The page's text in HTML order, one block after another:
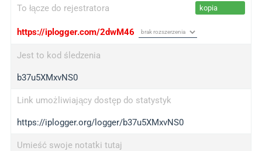
To łącze do rejestratora kopia
https://iplogger.com/2dwM46
Jest to kod śledzenia
b37u5XMxvNS0
Link umożliwiający dostęp do statystyk
https://iplogger.org/logger/b37u5XMxvNS0
Umieść swoje notatki tutaj